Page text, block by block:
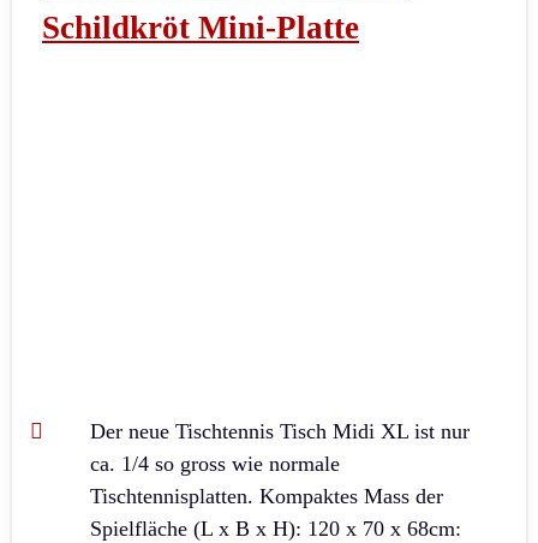
Schildkröt Mini-Platte
Der neue Tischtennis Tisch Midi XL ist nur
ca. 1/4 so gross wie normale
Tischtennisplatten. Kompaktes Mass der
Spielfläche (L x B x H): 120 x 70 x 68cm: